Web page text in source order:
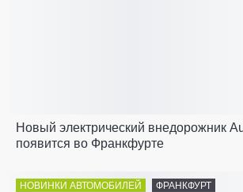
Новый электрический внедорожник
появится во Франкфурте
НОВИНКИ АВТОМОБИЛЕЙ ФРАНКФУРТ